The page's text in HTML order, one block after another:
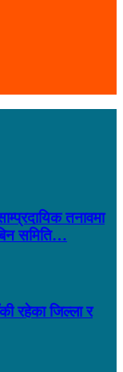
तनावमा
समिति…
रहेका जिल्ला र